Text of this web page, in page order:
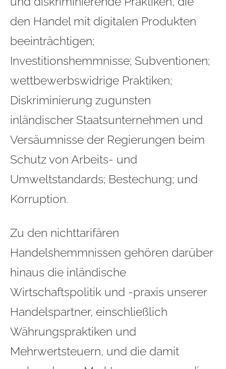
den Handel mit digitalen Produkten
beeinträchtigen;
Investitionshemmnisse; Subventionen;
wettbewerbswidrige Praktiken;
Diskriminierung zugunsten
inländischer Staatsunternehmen und
Versäumnisse der Regierungen beim
Schutz von Arbeits- und
Umweltstandards; Bestechung; und
Korruption.
Zu den nichttarifären
Handelshemmnissen gehören darüber
hinaus die inländische
Wirtschaftspolitik und -praxis unserer
Handelspartner, einschließlich
Währungspraktiken und
Mehrwertsteuern, und die damit